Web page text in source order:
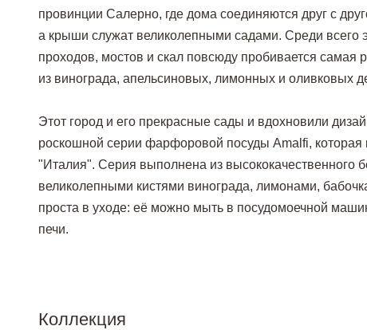
провинции Салерно, где дома соединяются друг с
а крыши служат великолепными садами. Среди всего
проходов, мостов и скал повсюду пробивается самая
из винограда, апельсиновых, лимонных и оливковых
Этот город и его прекрасные сады и вдохновили
роскошной серии фарфоровой посуды Amalfi,
"Италия". Серия выполнена из высококачественного
великолепными кистями винограда, лимонами,
проста в уходе: её можно мыть в посудомоечной
печи.
Коллекция